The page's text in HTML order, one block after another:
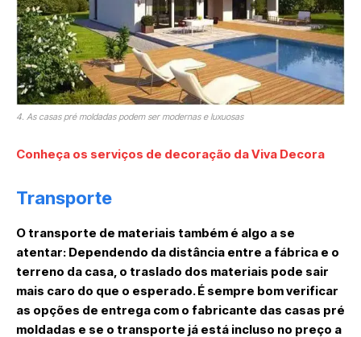
4. As casas pré moldadas podem ser modernas e luxuosas
Conheça os serviços de decoração da Viva Decora
Transporte
O transporte de materiais também é algo a se
atentar: Dependendo da distância entre a fábrica e o
terreno da casa, o traslado dos materiais pode sair
mais caro do que o esperado. É sempre bom verificar
as opções de entrega com o fabricante das casas pré
moldadas e se o transporte já está incluso no preço a